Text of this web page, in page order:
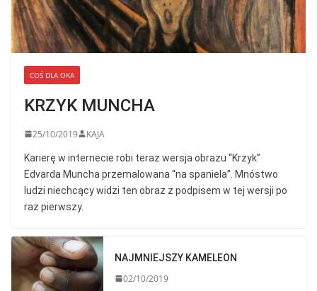
COŚ DLA OKA
KRZYK MUNCHA
25/10/2019 KAJA
Karierę w internecie robi teraz wersja obrazu “Krzyk”
Edvarda Muncha przemalowana “na spaniela”. Mnóstwo
ludzi niechcący widzi ten obraz z podpisem w tej wersji po
raz pierwszy.
NAJMNIEJSZY KAMELEON
02/10/2019